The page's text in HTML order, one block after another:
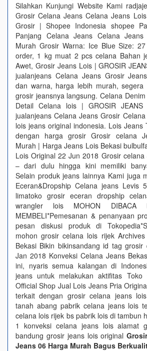
Silahkan Kunjungi Website Kami
Grosir Celana Jeans Celana Jeans
Grosir | Shopee Indonesia shopee
Panjang Celana Jeans Celana
Murah Grosir Warna: Ice Blue Size:
order, 1 kg muat 2 pcs celana Bahan
Awet, Grosir Jeans Lois | GROSIR
jualanjeans Celana Jeans Grosir
dan warna, harga lebih murah,
grosir jeansnya langsung. Celana
Detail Celana lois | GROSIR JEANS
jualanjeans Celana Jeans Grosir
lois jeans original indonesia. Lois Jeans
dengan harga grosir Grosir celana
Murah | Harga Jeans Lois Bekasi
Lois Original 22 Jun 2018 Grosir
– dari dulu hingga kini memiliki
Selain produk jeans lainnya Kami juga
Eceran&Dropship Celana jeans Levis
limatoko grosir eceran dropship
wrangler lois MOHON DIBACA
MEMBELI*Pemesanan & penanyaan
pesan diskusi produk di
mohon grosir celana lois rijek
Bekasi Bikin bikinsandang id tag
Jan 2018 Konveksi Celana Jeans
ini, nyaris semua kalangan di
jeans untuk melakukan aktifitas
Official Shop Jual Lois Jeans Pria
terkait dengan grosir celana jeans
tanah abang pabrik celana jeans lois
celana lois rijek bs pabrik lois di tambun
1 konveksi celana jeans lois alamat
bandung grosir jeans lois original
Jeans 06 Harga Murah Bagus